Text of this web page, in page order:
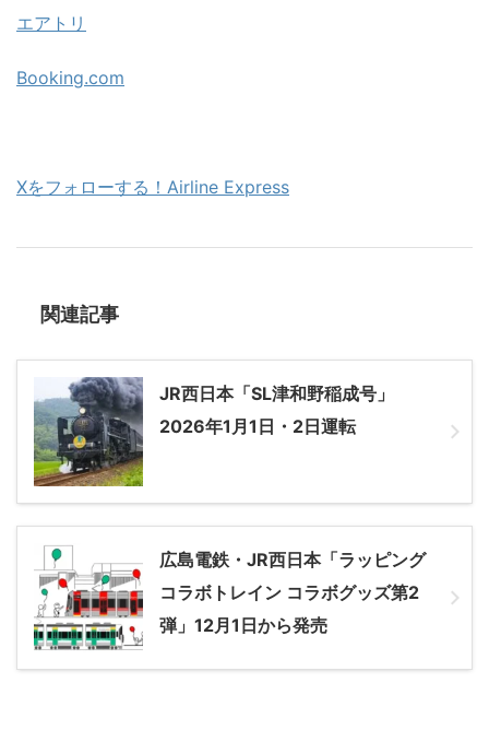
エアトリ
Booking.com
Xをフォローする！Airline Express
関連記事
JR西日本「SL津和野稲成号」
2026年1月1日・2日運転
広島電鉄・JR西日本「ラッピング
コラボトレイン コラボグッズ第2
弾」12月1日から発売